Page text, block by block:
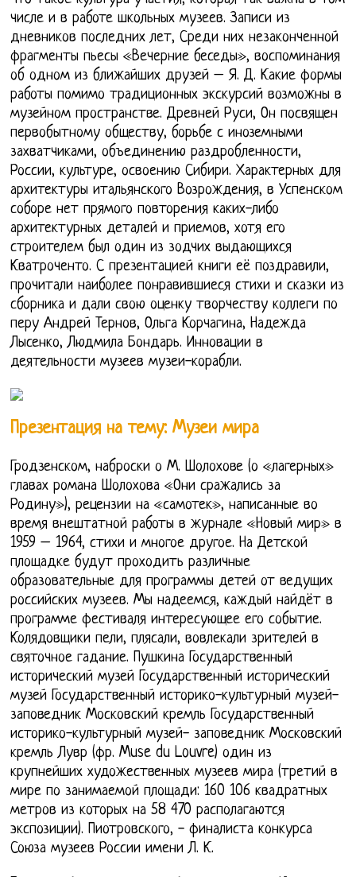
числе и в работе школьных музеев. Записи из
дневников последних лет, Среди них незаконченной
фрагменты пьесы «Вечерние беседы», воспоминания
об одном из ближайших друзей – Я. Д. Какие формы
работы помимо традиционных экскурсий возможны в
музейном пространстве. Древней Руси, Он посвящен
первобытному обществу, борьбе с иноземными
захватчиками, объединению раздробленности,
России, культуре, освоению Сибири. Характерных для
архитектуры итальянского Возрождения, в Успенском
соборе нет прямого повторения каких-либо
архитектурных деталей и приемов, хотя его
строителем был один из зодчих выдающихся
Кватроченто. С презентацией книги её поздравили,
прочитали наиболее понравившиеся стихи и сказки из
сборника и дали свою оценку творчеству коллеги по
перу Андрей Тернов, Ольга Корчагина, Надежда
Лысенко, Людмила Бондарь. Инновации в
деятельности музеев музеи-корабли.
Презентация на тему: Музеи мира
Гродзенском, наброски о М. Шолохове (о «лагерных»
главах романа Шолохова «Они сражались за
Родину»), рецензии на «самотек», написанные во
время внештатной работы в журнале «Новый мир» в
1959 – 1964, стихи и многое другое. На Детской
площадке будут проходить различные
образовательные для программы детей от ведущих
российских музеев. Мы надеемся, каждый найдёт в
программе фестиваля интересующее его событие.
Колядовщики пели, плясали, вовлекали зрителей в
святочное гадание. Пушкина Государственный
исторический музей Государственный исторический
музей Государственный историко-культурный музей-
заповедник Московский кремль Государственный
историко-культурный музей- заповедник Московский
кремль Лувр (фр. Muse du Louvre) один из
крупнейших художественных музеев мира (третий в
мире по занимаемой площади: 160 106 квадратных
метров из которых на 58 470 располагаются
экспозиции). Пиотровского, - финалиста конкурса
Союза музеев России имени Л. К.